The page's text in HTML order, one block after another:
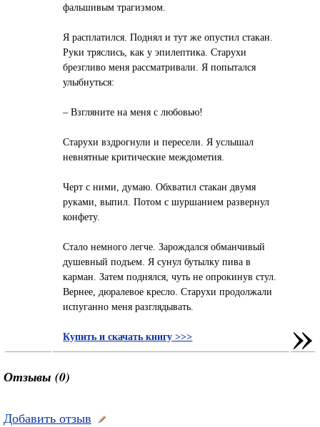
фальшивым трагизмом.
Я расплатился. Поднял и тут же опустил стакан.
Руки тряслись, как у эпилептика. Старухи
брезгливо меня рассматривали. Я попытался
улыбнуться:
– Взгляните на меня с любовью!
Старухи вздрогнули и пересели. Я услышал
невнятные критические междометия.
Черт с ними, думаю. Обхватил стакан двумя
руками, выпил. Потом с шуршанием развернул
конфету.
Стало немного легче. Зарождался обманчивый
душевный подъем. Я сунул бутылку пива в
карман. Затем поднялся, чуть не опрокинув стул.
Вернее, дюралевое кресло. Старухи продолжали
испуганно меня разглядывать.
Купить и скачать книгу >>> »
Отзывы (0)
Добавить отзыв